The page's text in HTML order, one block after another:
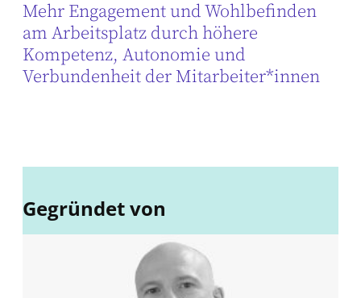
Mehr Engagement und Wohlbefinden
am Arbeitsplatz durch höhere
Kompetenz, Autonomie und
Verbundenheit der Mitarbeiter*innen
Gegründet von